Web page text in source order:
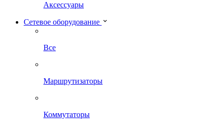
Аксессуары
Сетевое оборудование
Все
Маршрутизаторы
Коммутаторы